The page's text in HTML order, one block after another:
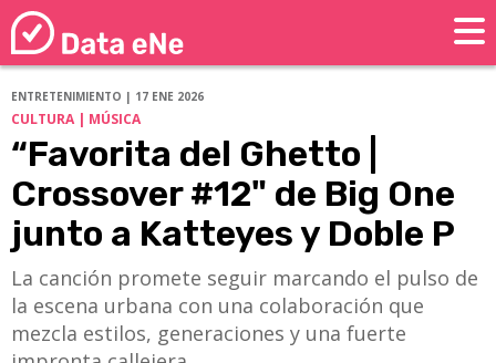
ENTRETENIMIENTO | 17 ENE 2026
CULTURA | MÚSICA
“Favorita del Ghetto |
Crossover #12" de Big One
junto a Katteyes y Doble P
La canción promete seguir marcando el pulso de
la escena urbana con una colaboración que
mezcla estilos, generaciones y una fuerte